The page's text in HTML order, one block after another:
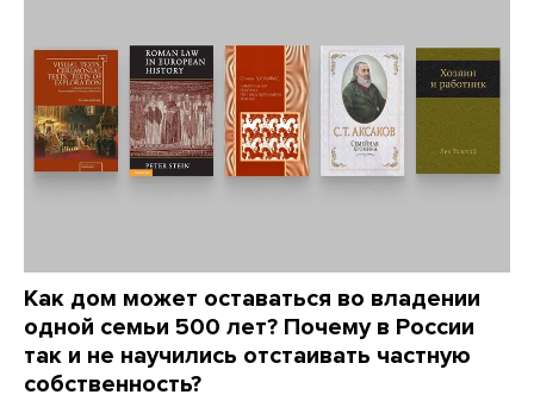
Как дом может оставаться во владении
одной семьи 500 лет? Почему в России
так и не научились отстаивать частную
собственность?